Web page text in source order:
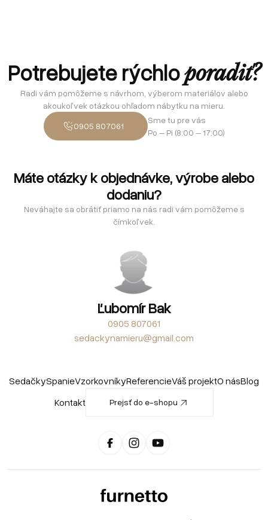
Potrebujete rýchloporadiť?
Radi vám pomôžeme s návrhom, výberom materiálov alebo
akoukoľvek otázkou ohľadom nábytku na mieru.
0905 807061
Sme tu pre vás
Po – Pi (8:00 – 17:00)
Máte otázky k objednávke, výrobe alebo
dodaniu?
Neváhajte sa obrátiť priamo na nás radi vám pomôžeme s
čímkoľvek.
Ľubomír Bak
0905 807061
sedackynamieru@gmail.com
SedačkySpanieVzorkovníkyReferencieVáš projektO násBlog
Kontakt
Prejsť do e-shopu